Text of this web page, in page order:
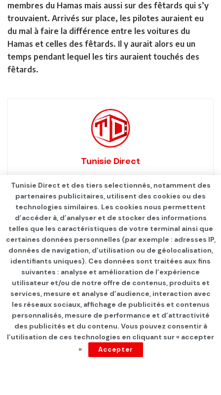
membres du Hamas mais aussi sur des fêtards qui s’y
trouvaient. Arrivés sur place, les pilotes auraient eu
du mal à faire la différence entre les voitures du
Hamas et celles des fêtards. Il y aurait alors eu un
temps pendant lequel les tirs auraient touchés des
fêtards.
Tunisie Direct
Page d'accueil INTERNATIONAL
Tunisie: Manifestation de
soutien à la Palestine
devant l’ambassade
américaine
Tunisie Direct et des tiers selectionnés, notamment des
partenaires publicitaires, utilisent des cookies ou des
technologies similaires. Les cookies nous permettent
d’accéder à, d’analyser et de stocker des informations
telles que les caractéristiques de votre terminal ainsi que
certaines données personnelles (par exemple : adresses IP,
données de navigation, d’utilisation ou de géolocalisation,
identifiants uniques). Ces données sont traitées aux fins
suivantes : analyse et amélioration de l’expérience
utilisateur et/ou de notre offre de contenus, produits et
services, mesure et analyse d’audience, interaction avec
les réseaux sociaux, affichage de publicités et contenus
personnalisés, mesure de performance et d’attractivité
des publicités et du contenu. Vous pouvez consentir à
l’utilisation de ces technologies en cliquant sur « accepter
»
Accepter